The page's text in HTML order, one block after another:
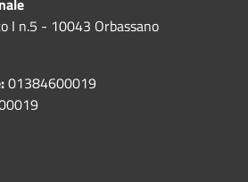
I n.5 - 10043 Orbassano
01384600019